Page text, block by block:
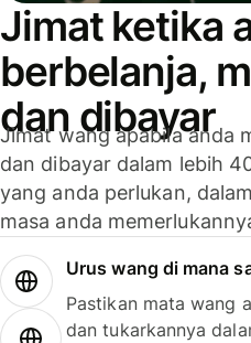
Jimat ketika
berbelanja,
dan dibayar
Jimat wang apabila anda
dan dibayar dalam lebih
yang anda perlukan,
masa anda
Urus wang di mana
Pastikan mata wang
dan tukarkannya